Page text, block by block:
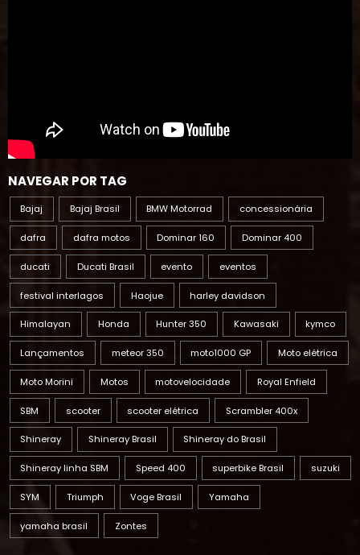
NAVEGAR POR TAG
Bajaj Bajaj Brasil BMW Motorrad concessionária
dafra dafra motos Dominar 160 Dominar 400
ducati Ducati Brasil evento eventos
festival interlagos Haojue harley davidson
Himalayan Honda Hunter 350 Kawasaki kymco
Lançamentos meteor 350 moto1000 GP Moto elétrica
Moto Morini Motos motovelocidade Royal Enfield
SBM scooter scooter elétrica Scrambler 400x
Shineray Shineray Brasil Shineray do Brasil
Shineray linha SBM Speed 400 superbike Brasil suzuki
SYM Triumph Voge Brasil Yamaha
yamaha brasil Zontes